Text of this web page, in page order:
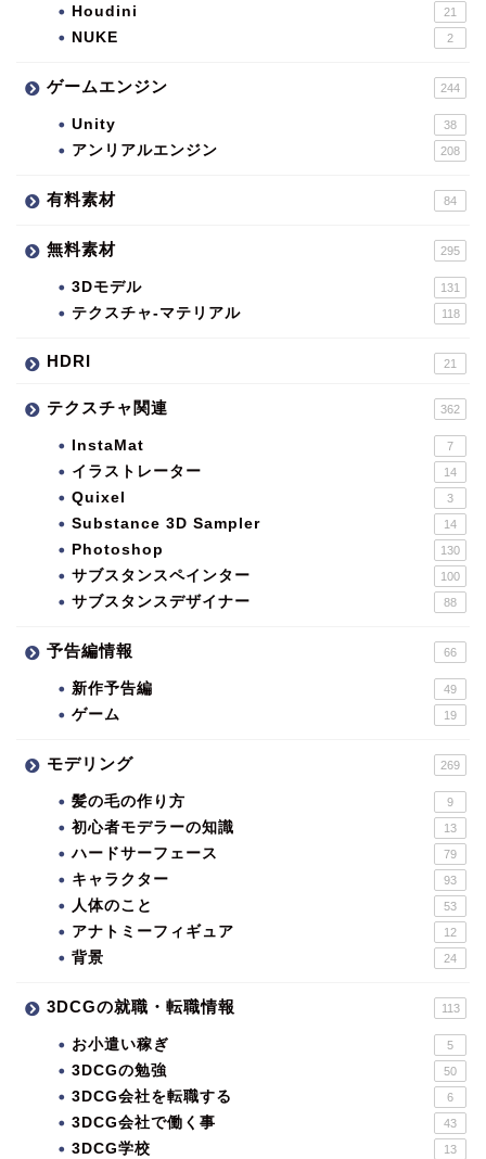
Houdini 21
NUKE 2
ゲームエンジン 244
Unity 38
アンリアルエンジン 208
有料素材 84
無料素材 295
3Dモデル 131
テクスチャ-マテリアル 118
HDRI 21
テクスチャ関連 362
InstaMat 7
イラストレーター 14
Quixel 3
Substance 3D Sampler 14
Photoshop 130
サブスタンスペインター 100
サブスタンスデザイナー 88
予告編情報 66
新作予告編 49
ゲーム 19
モデリング 269
髪の毛の作り方 9
初心者モデラーの知識 13
ハードサーフェース 79
キャラクター 93
人体のこと 53
アナトミーフィギュア 12
背景 24
3DCGの就職・転職情報 113
お小遣い稼ぎ 5
3DCGの勉強 50
3DCG会社を転職する 6
3DCG会社で働く事 43
3DCG学校 13